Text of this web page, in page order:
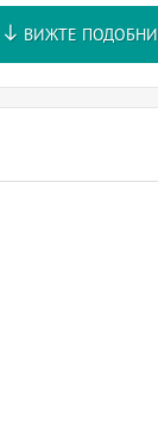
ВИЖТЕ ПОДОБНИ